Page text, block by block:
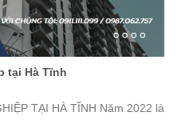
tại Hà Tĩnh
TẠI HÀ TĨNH Năm 2022 là